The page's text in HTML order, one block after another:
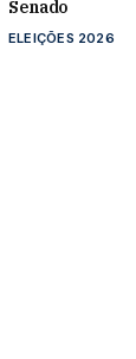
Senado
ELEIÇÕES 2026